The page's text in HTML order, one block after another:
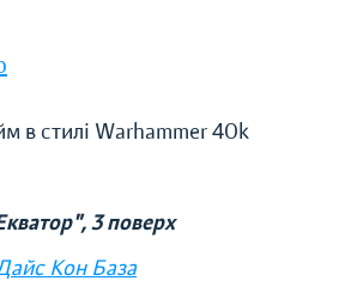
в стилі Warhammer 40k
3 поверх
Кон База